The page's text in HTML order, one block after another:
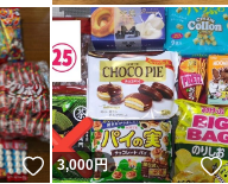
いいね！
3,000円